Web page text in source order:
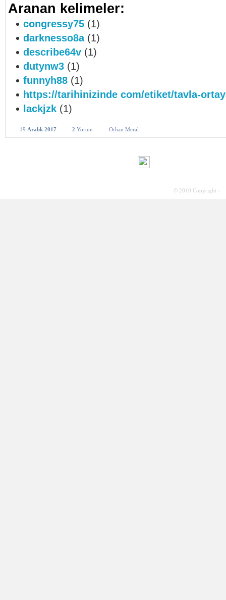
Aranan kelimeler:
congressy75 (1)
darknesso8a(1)
describe64v (1)
dutynw3 (1)
funnyh88 (1)
https://tarihinizinde com/etiket/tavla-
lackjzk (1)
19 Aralık 2017 2 Yorum Orhan Meral
© 2010 Copyright -